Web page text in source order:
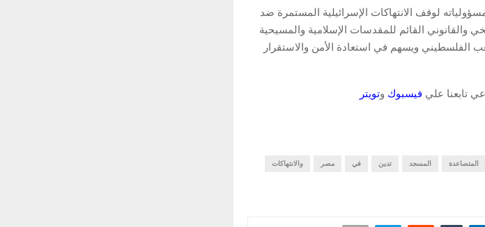
لوقف الانتهاكات الإسرائيلية المستمرة ضد
والقانوني القائم للمقدسات الإسلامية والمسيحية
ويسهم في استعادة الأمن والاستقرار
تابعنا علي فيسبوك وتويتر
المتصاعدة المسجد تدين في مصر والانتهاكات